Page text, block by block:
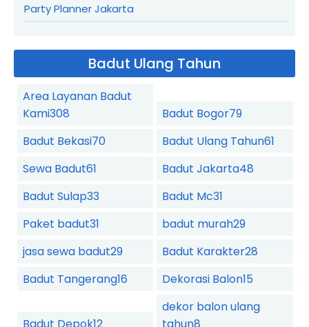
Party Planner Jakarta
Badut Ulang Tahun
Area Layanan Badut
Kami308 Badut Bogor79
Badut Bekasi70 Badut Ulang Tahun61
Sewa Badut61 Badut Jakarta48
Badut Sulap33 Badut Mc31
Paket badut31 badut murah29
jasa sewa badut29 Badut Karakter28
Badut Tangerang16 Dekorasi Balon15
Badut Depok12
dekor balon ulang
tahun8